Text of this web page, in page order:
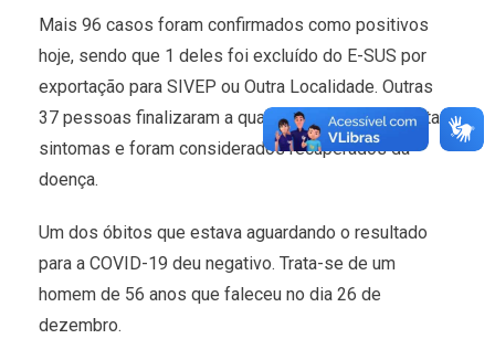
Mais 96 casos foram confirmados como positivos
hoje, sendo que 1 deles foi excluído do E-SUS por
exportação para SIVEP ou Outra Localidade. Outras
37 pessoas finalizaram a quarentena, não apresentam
sintomas e foram considerados recuperados da
doença.
Um dos óbitos que estava aguardando o resultado
para a COVID-19 deu negativo. Trata-se de um
homem de 56 anos que faleceu no dia 26 de
dezembro.